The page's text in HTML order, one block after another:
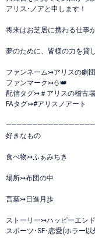
アリス･ノアと申します！
将来はお芝居に携わる仕事
夢のために、皆様の力を貸
ファンネーム↣アリスの劇
ファンマーク↣⛄️👑
配信タグ↣＃アリスの稽古場
FAタグ↣#アリスノアート
好きなもの
食べ物↣ふぁみちき
場所↣布団の中
言葉↣日進月歩
ストーリー↣ハッピーエン
スポーツ･SF･恋愛(ホラー以